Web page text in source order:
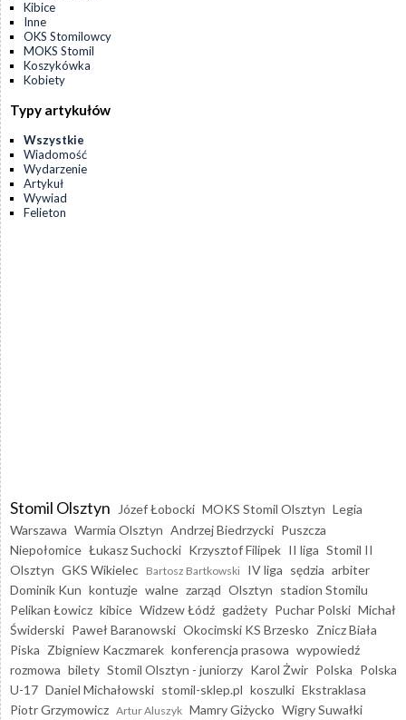
Kibice
Inne
OKS Stomilowcy
MOKS Stomil
Koszykówka
Kobiety
Typy artykułów
Wszystkie
Wiadomość
Wydarzenie
Artykuł
Wywiad
Felieton
Stomil Olsztyn Józef Łobocki MOKS Stomil Olsztyn Legia
Warszawa Warmia Olsztyn Andrzej Biedrzycki Puszcza
Niepołomice Łukasz Suchocki Krzysztof Filipek II liga Stomil II
Olsztyn GKS Wikielec Bartosz Bartkowski IV liga sędzia arbiter
Dominik Kun kontuzje walne zarząd Olsztyn stadion Stomilu
Pelikan Łowicz kibice Widzew Łódź gadżety Puchar Polski Michał
Świderski Paweł Baranowski Okocimski KS Brzesko Znicz Biała
Piska Zbigniew Kaczmarek konferencja prasowa wypowiedź
rozmowa bilety Stomil Olsztyn - juniorzy Karol Żwir Polska Polska
U-17 Daniel Michałowski stomil-sklep.pl koszulki Ekstraklasa
Piotr Grzymowicz Artur Aluszyk Mamry Giżycko Wigry Suwałki